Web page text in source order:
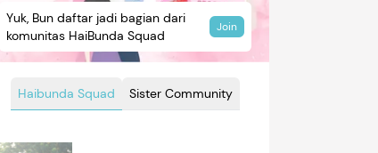
Haibunda Squad Sister Community
Yuk, Bun daftar jadi bagian dari
komunitas HaiBunda Squad
Join